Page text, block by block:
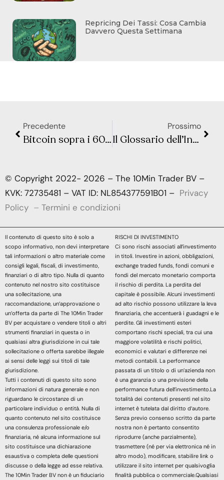
Repricing Dei Tassi: Cosa Cambia
Davvero Questa Settimana
Precedente
Bitcoin sopra i 60.000 dollari: flussi record negli ETF Spot
Prossimo
Il Glossario dell’Intelligenza Artificiale
© Copyright 2022- 2026 – The 10Min Trader BV –
KVK: 72735481 – VAT ID: NL854377591B01 – Privacy
Policy – Termini e condizioni
Il contenuto di questo sito è solo a
scopo informativo, non devi interpretare
tali informazioni o altro materiale come
consigli legali, fiscali, di investimento,
finanziari o di altro tipo. Nulla di quanto
contenuto nel nostro sito costituisce
una sollecitazione, una
raccomandazione, un’approvazione o
un’offerta da parte di The 10Min Trader
BV per acquistare o vendere titoli o altri
strumenti finanziari in questa o in
qualsiasi altra giurisdizione in cui tale
sollecitazione o offerta sarebbe illegale
ai sensi delle leggi sui titoli di tale
giurisdizione.
Tutti i contenuti di questo sito sono
informazioni di natura generale e non
riguardano le circostanze di un
particolare individuo o entità. Nulla di
quanto contenuto nel sito costituisce
una consulenza professionale e/o
finanziaria, né alcuna informazione sul
sito costituisce una dichiarazione
esaustiva o completa delle questioni
discusse o della legge ad esse relativa.
The 10Min Trader BV non è un fiduciario
RISCHI DI INVESTIMENTO
Ci sono rischi associati all’investimento
in titoli. Investire in azioni, obbligazioni,
exchange traded funds, fondi comuni e
fondi del mercato monetario comporta
il rischio di perdita. La perdita del
capitale è possibile. Alcuni investimenti
ad alto rischio possono utilizzare la leva
finanziaria, che accentuerà i guadagni e le
perdite. Gli investimenti esteri
comportano rischi speciali, tra cui una
maggiore volatilità e rischi politici,
economici e valutari e differenze nei
metodi contabili. La performance
passata di un titolo o di un’azienda non
è una garanzia o una previsione della
performance futura dell’investimento.La
totalità dei contenuti presenti nel sito
internet è tutelata dal diritto d’autore.
Senza previo consenso scritto da parte
nostra non è pertanto consentito
riprodurre (anche parzialmente),
trasmettere (né per via elettronica né in
altro modo), modificare, stabilire link o
utilizzare il sito internet per qualsivoglia
finalità pubblica o commerciale.Qualsiasi